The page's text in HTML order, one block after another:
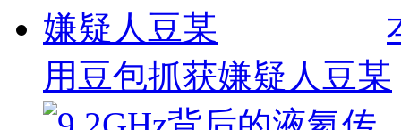
用豆包抓获嫌疑人豆某